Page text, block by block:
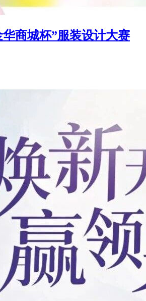
华商城杯”服装设计大赛